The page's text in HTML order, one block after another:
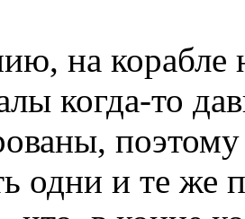
на корабле
когда-то
одни и те же